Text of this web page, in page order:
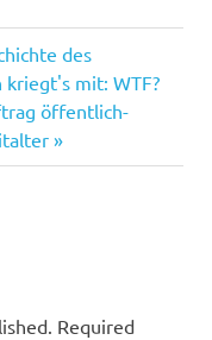
des
mit: WTF?
öffentlich-
Required